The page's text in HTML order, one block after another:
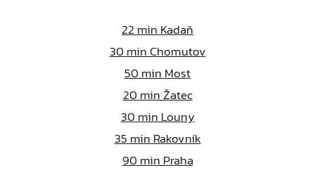
22 min Kadaň
30min Chomutov
50min Most
20min Žatec
30min Louny
35 min Rakovník
90min Praha